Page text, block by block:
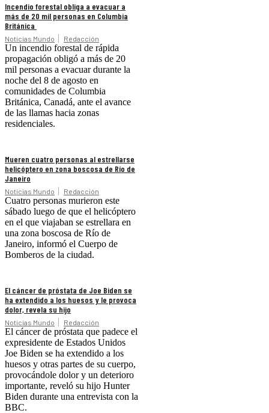
Incendio forestal obliga a evacuar a
más de 20 mil personas en Columbia
Británica
Noticias Mundo Redacción
Un incendio forestal de rápida
propagación obligó a más de 20
mil personas a evacuar durante la
noche del 8 de agosto en
comunidades de Columbia
Británica, Canadá, ante el avance
de las llamas hacia zonas
residenciales.
Mueren cuatro personas al estrellarse
helicóptero en zona boscosa de Río de
Janeiro
Noticias Mundo Redacción
Cuatro personas murieron este
sábado luego de que el helicóptero
en el que viajaban se estrellara en
una zona boscosa de Río de
Janeiro, informó el Cuerpo de
Bomberos de la ciudad.
El cáncer de próstata de Joe Biden se
ha extendido a los huesos y le provoca
dolor, revela su hijo
Noticias Mundo Redacción
El cáncer de próstata que padece el
expresidente de Estados Unidos
Joe Biden se ha extendido a los
huesos y otras partes de su cuerpo,
provocándole dolor y un deterioro
importante, reveló su hijo Hunter
Biden durante una entrevista con la
BBC.